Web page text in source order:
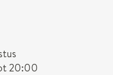
20:00